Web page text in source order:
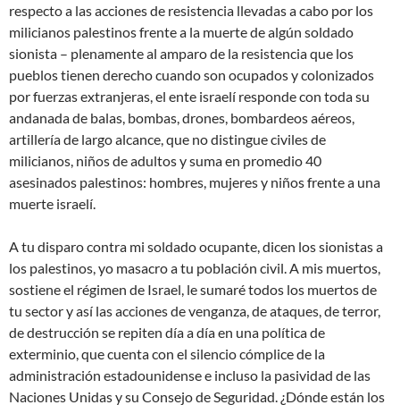
respecto a las acciones de resistencia llevadas a cabo por los
milicianos palestinos frente a la muerte de algún soldado
sionista – plenamente al amparo de la resistencia que los
pueblos tienen derecho cuando son ocupados y colonizados
por fuerzas extranjeras, el ente israelí responde con toda su
andanada de balas, bombas, drones, bombardeos aéreos,
artillería de largo alcance, que no distingue civiles de
milicianos, niños de adultos y suma en promedio 40
asesinados palestinos: hombres, mujeres y niños frente a una
muerte israelí.
A tu disparo contra mi soldado ocupante, dicen los sionistas a
los palestinos, yo masacro a tu población civil. A mis muertos,
sostiene el régimen de Israel, le sumaré todos los muertos de
tu sector y así las acciones de venganza, de ataques, de terror,
de destrucción se repiten día a día en una política de
exterminio, que cuenta con el silencio cómplice de la
administración estadounidense e incluso la pasividad de las
Naciones Unidas y su Consejo de Seguridad. ¿Dónde están los